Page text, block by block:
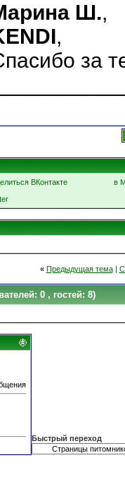
Ш.,
,
за
ВКонтакте
в
« Предыдущая тема|
0 , гостей: 8)
Быстрый переход